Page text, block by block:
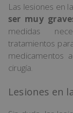
Las lesiones en
ser muy
medidas
tratamientos
medicamentos
cirugía.
Lesiones en